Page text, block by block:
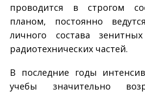
проводится в строгом
планом, постоянно
личного состава
радиотехнических частей.
В последние годы
учебы значительно